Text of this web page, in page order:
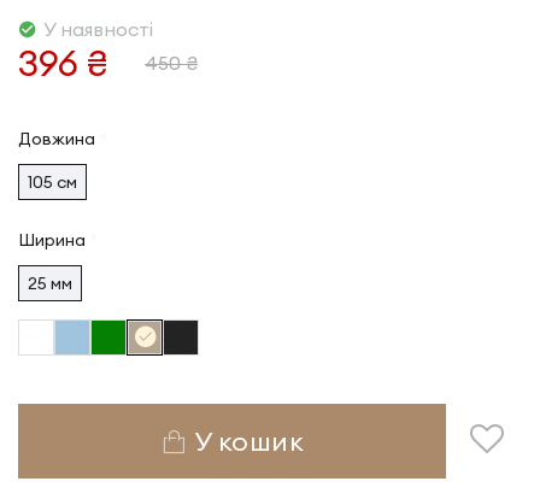
396 ₴ 450 ₴
У наявності
Довжина
105 см
Ширина
25 мм
У кошик